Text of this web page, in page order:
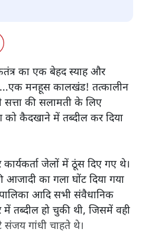
का एक बेहद स्याह और
मनहूस कालखंड! तत्कालीन
सत्ता की सलामती के लिए
कैदखाने में तब्दील कर दिया
जेलों में ठूंस दिए गए थे।
का गला घोंट दिया गया
आदि सभी संवैधानिक
में तब्दील हो चुकी थी, जिसमें वही
गांधी चाहते थे।